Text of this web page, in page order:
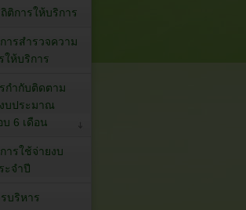
ติการให้บริการ
ารสำรวจความ
ให้บริการ
กำกับติดตาม
บประมาณ
6 เดือน
ารใช้จ่ายงบ
ะจำปี
บริหาร